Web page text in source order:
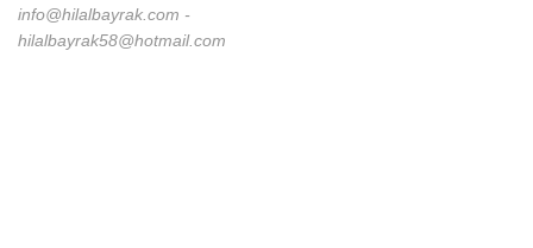
info@hilalbayrak.com -
hilalbayrak58@hotmail.com